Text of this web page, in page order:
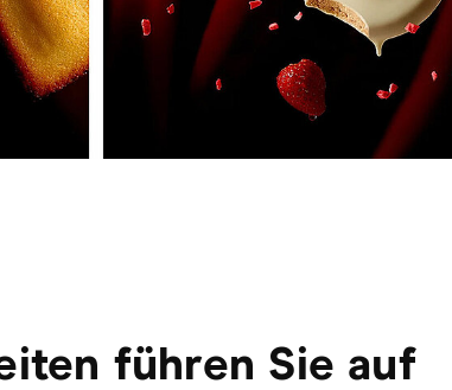
führen Sie auf